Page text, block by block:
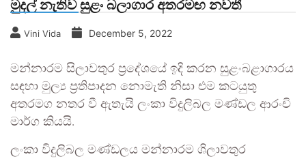
මුදල් නැතිව සුළං බලාගාර අතරමඟ නවතී
Vini Vida December 5, 2022
මන්නාරම සිලාවතුර ප්‍රදේශයේ ඉදි කරන සුළංබළාගාරය
සඳහා මුල්‍ය ප්‍රතිපාදන නොමැති නිසා එම කටයුතු
අතරමග නතර වී ඇතැයි ලංකා විදුලිබල මණ්ඩල ආරංචි
මාර්ග කියයි.
ලංකා විදුලිබල මණ්ඩලය මන්නාරම ශිලාවතුර